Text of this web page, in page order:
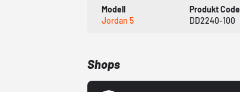
Modell
Jordan 5
Produkt Code
DD2240-100
Shops